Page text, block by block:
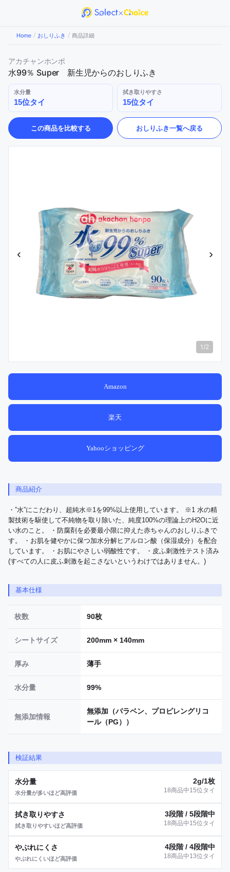
Home / おしりふき / 商品詳細
アカチャンホンポ
水99％ Super 新生児からのおしりふき
水分量
15位タイ
拭き取りやすさ
15位タイ
この商品を比較する おしりふき一覧へ戻る
‹ ›
1 /2
Amazon
楽天
Yahooショッピング
商品紹介
・”水”にこだわり、超純水※1を99%以上使用しています。 ※1 水の精
製技術を駆使して不純物を取り除いた、純度100%の理論上のH2Oに近
い水のこと。 ・防腐剤を必要最小限に抑えた赤ちゃんのおしりふきで
す。 ・お肌を健やかに保つ加水分解ヒアルロン酸（保湿成分）を配合
しています。 ・お肌にやさしい弱酸性です。 ・皮ふ刺激性テスト済み
(すべての人に皮ふ刺激を起こさないというわけではありません。)
基本仕様
枚数 90枚
シートサイズ 200mm × 140mm
厚み 薄手
水分量 99%
無添加情報
無添加（パラベン、プロピレングリコ
ール（PG））
検証結果
水分量
水分量が多いほど高評価
2g/1枚
18商品中15位タイ
拭き取りやすさ
拭き取りやすいほど高評価
3段階 / 5段階中
18商品中15位タイ
やぶれにくさ
やぶれにくいほど高評価
4段階 / 4段階中
18商品中13位タイ